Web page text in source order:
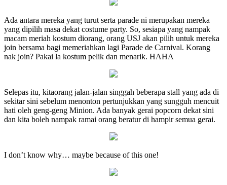
Ada antara mereka yang turut serta parade ni merupakan mereka
yang dipilih masa dekat costume party. So, sesiapa yang nampak
macam meriah kostum diorang, orang USJ akan pilih untuk mereka
join bersama bagi memeriahkan lagi Parade de Carnival. Korang
nak join? Pakai la kostum pelik dan menarik. HAHA
Selepas itu, kitaorang jalan-jalan singgah beberapa stall yang ada di
sekitar sini sebelum menonton pertunjukkan yang sungguh mencuit
hati oleh geng-geng Minion. Ada banyak gerai popcorn dekat sini
dan kita boleh nampak ramai orang beratur di hampir semua gerai.
I don’t know why… maybe because of this one!